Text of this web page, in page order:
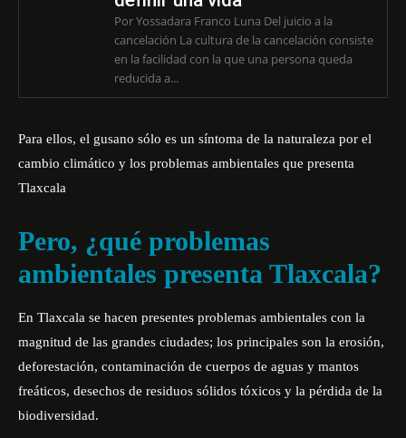
Por Yossadara Franco Luna Del juicio a la
cancelación La cultura de la cancelación consiste
en la facilidad con la que una persona queda
reducida a...
Para ellos, el gusano sólo es un síntoma de la naturaleza por el
cambio climático y los problemas ambientales que presenta
Tlaxcala
Pero, ¿qué problemas
ambientales presenta Tlaxcala?
En Tlaxcala se hacen presentes problemas ambientales con la
magnitud de las grandes ciudades; los principales son la erosión,
deforestación, contaminación de cuerpos de aguas y mantos
freáticos, desechos de residuos sólidos tóxicos y la pérdida de la
biodiversidad.